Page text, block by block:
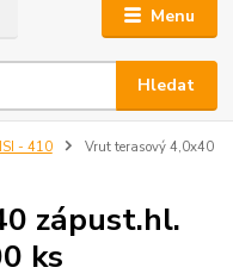
Menu
Hledat
- 410
Vrut terasový 4,0x40
zápust.hl.
ks